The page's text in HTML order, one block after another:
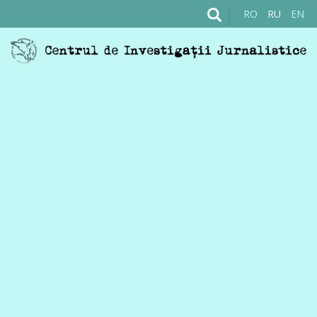
RO RU EN